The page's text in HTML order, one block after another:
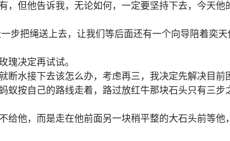
，但他告诉我，无论如何，一定要坚持下去，今天他
步把绳送上去，让我们等后面还有一个向导陪着奕
瑰决定再试试。
断水接下去该怎么办，考虑再三，我决定先解决目前
按自己的路线走着，路过放红牛那块石头只有三步
给他，而是走在他前面另一块稍平整的大石头前等他